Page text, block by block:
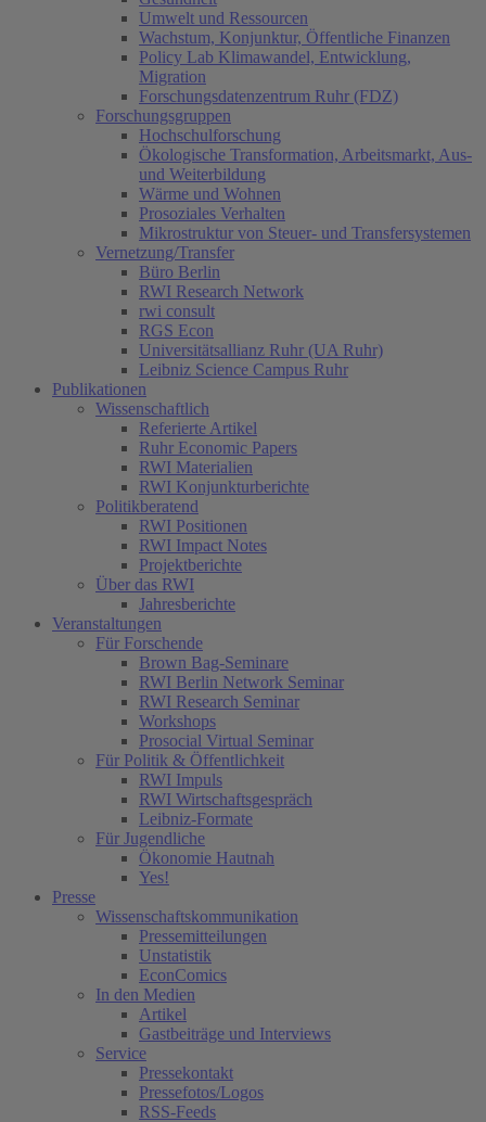
Umwelt und Ressourcen
Wachstum, Konjunktur, Öffentliche Finanzen
Policy Lab Klimawandel, Entwicklung,
Migration
Forschungsdatenzentrum Ruhr (FDZ)
Forschungsgruppen
Hochschulforschung
Ökologische Transformation, Arbeitsmarkt, Aus-
und Weiterbildung
Wärme und Wohnen
Prosoziales Verhalten
Mikrostruktur von Steuer- und Transfersystemen
Vernetzung/Transfer
Büro Berlin
RWI Research Network
rwi consult
RGS Econ
Universitätsallianz Ruhr (UA Ruhr)
Leibniz Science Campus Ruhr
Publikationen
Wissenschaftlich
Referierte Artikel
Ruhr Economic Papers
RWI Materialien
RWI Konjunkturberichte
Politikberatend
RWI Positionen
RWI Impact Notes
Projektberichte(current)
Über das RWI
Jahresberichte
Veranstaltungen
Für Forschende
Brown Bag-Seminare
RWI Berlin Network Seminar
RWI Research Seminar
Workshops
Prosocial Virtual Seminar
Für Politik & Öffentlichkeit
RWI Impuls
RWI Wirtschaftsgespräch
Leibniz-Formate
Für Jugendliche
Ökonomie Hautnah
Yes!
Presse
Wissenschaftskommunikation
Pressemitteilungen
Unstatistik
EconComics
In den Medien
Artikel
Gastbeiträge und Interviews
Service
Pressekontakt
Pressefotos/Logos
RSS-Feeds